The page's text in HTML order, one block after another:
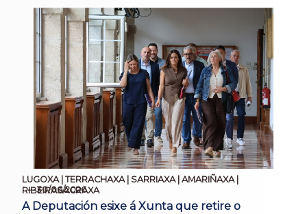
LUGOXA | TERRACHAXA | SARRIAXA | AMARIÑAXA |
RIBEIRASACRAXA
30/06/2026
A Deputación esixe á Xunta que retire o